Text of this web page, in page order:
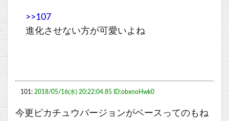
>>107
進化させない方が可愛いよね
101: 2018/05/16(水) 20:22:04.85 ID:obxnoHwk0
今更ピカチュウバージョンがベースってのもね